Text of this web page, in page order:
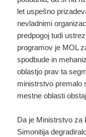
let uspešno
nevladnimi
predpogoj tudi
programov je MOL
spodbude in
oblastjo prav ta
ministrstvo premalo
mestne oblasti
Da je Ministrstvo za
Simonitija